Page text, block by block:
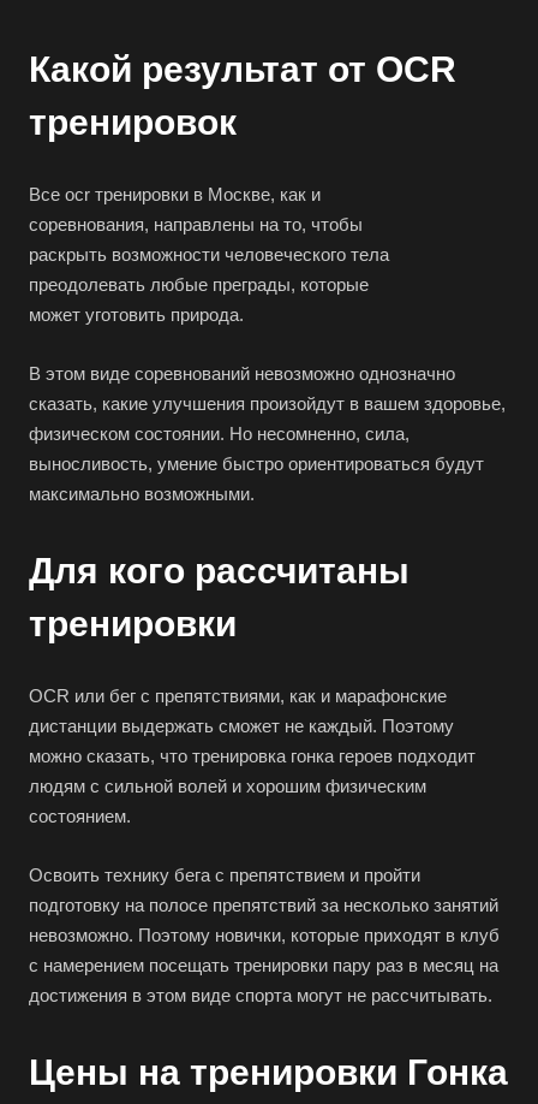
Какой результат от OCR
тренировок
Все ocr тренировки в Москве, как и
соревнования, направлены на то, чтобы
раскрыть возможности человеческого тела
преодолевать любые преграды, которые
может уготовить природа.
В этом виде соревнований невозможно однозначно
сказать, какие улучшения произойдут в вашем здоровье,
физическом состоянии. Но несомненно, сила,
выносливость, умение быстро ориентироваться будут
максимально возможными.
Для кого рассчитаны
тренировки
ОCR или бег с препятствиями, как и марафонские
дистанции выдержать сможет не каждый. Поэтому
можно сказать, что тренировка гонка героев подходит
людям с сильной волей и хорошим физическим
состоянием.
Освоить технику бега с препятствием и пройти
подготовку на полосе препятствий за несколько занятий
невозможно. Поэтому новички, которые приходят в клуб
с намерением посещать тренировки пару раз в месяц на
достижения в этом виде спорта могут не рассчитывать.
Цены на тренировки Гонка